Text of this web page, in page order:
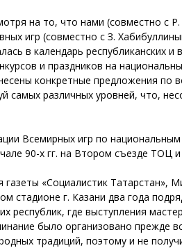
на то, что нами (совместно с
игр (совместно с З.
в календарь республиканских
и праздников на
конкретные предложения по
самых различных уровней, что,
Всемирных игр по
90-х гг. на Втором съезде ТОЦ
газеты «Социалистик
стадионе г. Казани два года
республик, где выступления
было организовано прежде
традиций, поэтому и не